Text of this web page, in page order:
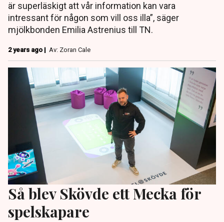
är superläskigt att vår information kan vara
intressant för någon som vill oss illa”, säger
mjölkbonden Emilia Astrenius till TN.
2 years ago | Av: Zoran Cale
Så blev Skövde ett Mecka för
spelskapare